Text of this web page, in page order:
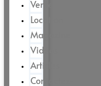
Vente
Location
Magazine
Vidéos
Articles
Contactez-